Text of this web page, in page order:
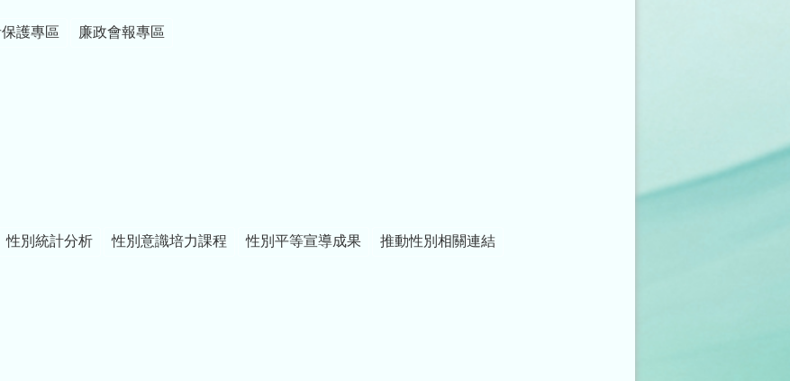
護專區 廉政會報專區
性別統計分析 性別意識培力課程 性別平等宣導成果 推動性別相關連結